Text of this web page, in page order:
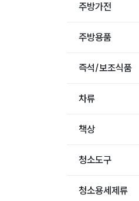
주방가전
주방용품
즉석/보조식품
차류
책상
청소도구
청소용세제류